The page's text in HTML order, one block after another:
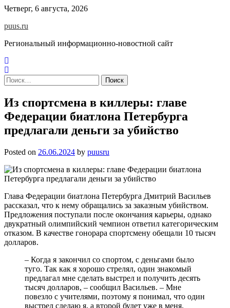
Skip
content
Четверг, 6 августа, 2026
puus.ru
Региональный информационно-новостной сайт
Найти:
Из спортсмена в киллеры: главе
Федерации биатлона Петербурга
предлагали деньги за убийство
Posted on 26.06.2024 by puusru
Глава Федерации биатлона Петербурга Дмитрий Васильев
рассказал, что к нему обращались за заказным убийством.
Предложения поступали после окончания карьеры, однако
двукратный олимпийский чемпион ответил категорическим
отказом. В качестве гонорара спортсмену обещали 10 тысяч
долларов.
– Когда я закончил со спортом, с деньгами было
туго. Так как я хорошо стрелял, один знакомый
предлагал мне сделать выстрел и получить десять
тысяч долларов, – сообщил Васильев. – Мне
повезло с учителями, поэтому я понимал, что один
выстрел сделаю я, а второй будет уже в меня.